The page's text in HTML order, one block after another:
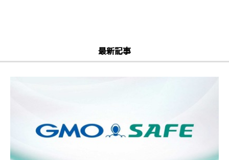
最新記事